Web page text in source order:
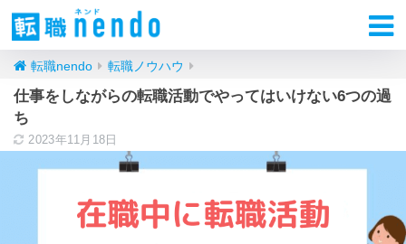
転職nendo 転職ノウハウ
仕事をしながらの転職活動でやってはいけない6つの過
ち
2023年11月18日